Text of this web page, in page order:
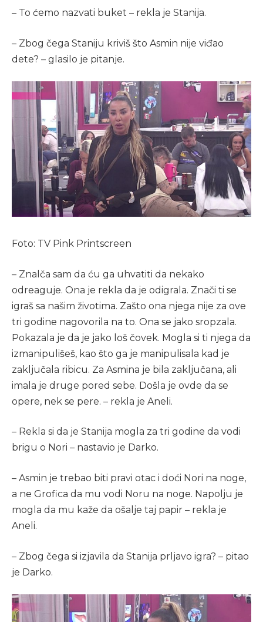
– To ćemo nazvati buket – rekla je Stanija.
– Zbog čega Staniju kriviš što Asmin nije viđao
dete? – glasilo je pitanje.
Foto: TV Pink Printscreen
– Znalča sam da ću ga uhvatiti da nekako
odreaguje. Ona je rekla da je odigrala. Znači ti se
igraš sa našim životima. Zašto ona njega nije za ove
tri godine nagovorila na to. Ona se jako sropzala.
Pokazala je da je jako loš čovek. Mogla si ti njega da
izmanipulišeš, kao što ga je manipulisala kad je
zaključala ribicu. Za Asmina je bila zaključana, ali
imala je druge pored sebe. Došla je ovde da se
opere, nek se pere. – rekla je Aneli.
– Rekla si da je Stanija mogla za tri godine da vodi
brigu o Nori – nastavio je Darko.
– Asmin je trebao biti pravi otac i doći Nori na noge,
a ne Grofica da mu vodi Noru na noge. Napolju je
mogla da mu kaže da ošalje taj papir – rekla je
Aneli.
– Zbog čega si izjavila da Stanija prljavo igra? – pitao
je Darko.